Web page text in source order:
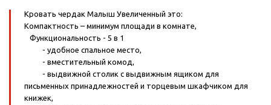
Кровать чердак Малыш Увеличенный это:
Компактность – минимум площади в комнате,
Функциональность - 5 в 1
- удобное спальное место,
- вместительный комод,
- выдвижной столик с выдвижным ящиком для
письменных принадлежностей и торцевым шкафчиком для
книжек,